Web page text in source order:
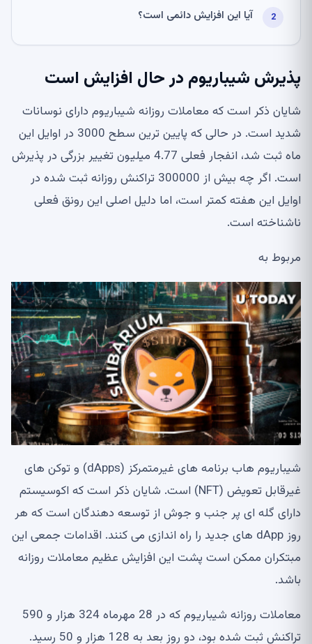
آیا این افزایش دائمی است؟
پذیرش شیباریوم در حال افزایش است
شایان ذکر است که معاملات روزانه شیباریوم دارای نوسانات
شدید است. در حالی که پایین ترین سطح 3000 در اوایل این
ماه ثبت شد، انفجار فعلی 4.77 میلیون تغییر بزرگی در پذیرش
است. اگر چه بیش از 300000 تراکنش روزانه ثبت شده در
اوایل این هفته کمتر است، اما دلیل اصلی این رونق فعلی
ناشناخته است.
مربوط به
شیباریوم هاب برنامه های غیرمتمرکز (dApps) و توکن های
غیرقابل تعویض (NFT) است. شایان ذکر است که اکوسیستم
دارای گله ای پر جنب و جوش از توسعه دهندگان است که هر
روز dApp های جدید را راه اندازی می کنند. اقدامات جمعی این
مبتکران ممکن است پشت این افزایش عظیم معاملات روزانه
باشد.
معاملات روزانه شیباریوم که در 28 مهرماه 324 هزار و 590
تراکنش ثبت شده بود، دو روز بعد به 128 هزار و 50 رسید.